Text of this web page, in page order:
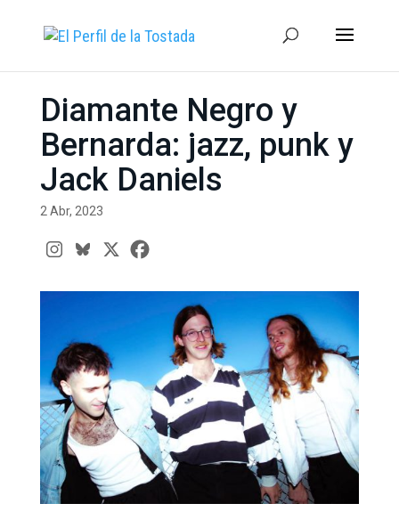
Diamante Negro y
Bernarda: jazz, punk y
Jack Daniels
2 Abr, 2023